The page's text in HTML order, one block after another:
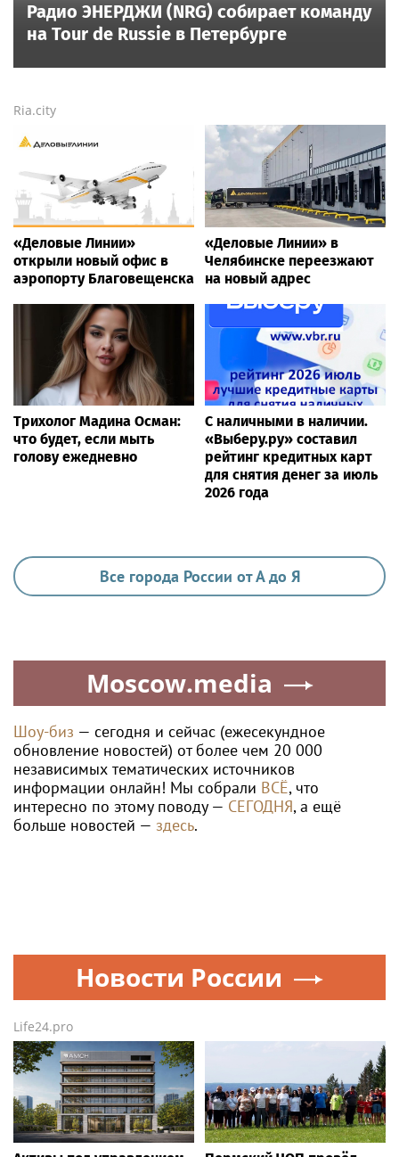
Радио ЭНЕРДЖИ (NRG) собирает команду
на Tour de Russie в Петербурге
Ria.city
«Деловые Линии»
открыли новый офис в
аэропорту Благовещенска
«Деловые Линии» в
Челябинске переезжают
на новый адрес
Трихолог Мадина Осман:
что будет, если мыть
голову ежедневно
С наличными в наличии.
«Выберу.ру» составил
рейтинг кредитных карт
для снятия денег за июль
2026 года
Все города России от А до Я
Moscow.media
Шоу-биз — сегодня и сейчас (ежесекундное
обновление новостей) от более чем 20 000
независимых тематических источников
информации онлайн! Мы собрали ВСЁ, что
интересно по этому поводу — СЕГОДНЯ, а ещё
больше новостей — здесь.
Новости России
Life24.pro